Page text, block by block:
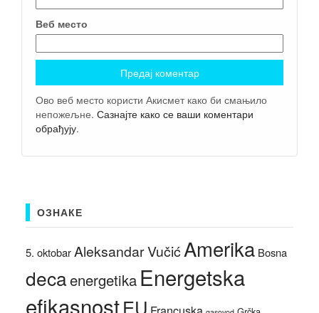
Веб место
Ово веб место користи Акисмет како би смањило
непожељне. Сазнајте како се ваши коментари
обрађују.
ОЗНАКЕ
5. oktobarAleksandar VučićAmerika Bosna
decaenergetika Energetska
efikasnostEU